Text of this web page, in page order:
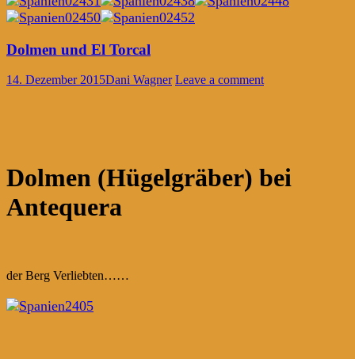
Dolmen und El Torcal
14. Dezember 2015Dani Wagner Leave a comment
Dolmen (Hügelgräber) bei
Antequera
der Berg Verliebten……